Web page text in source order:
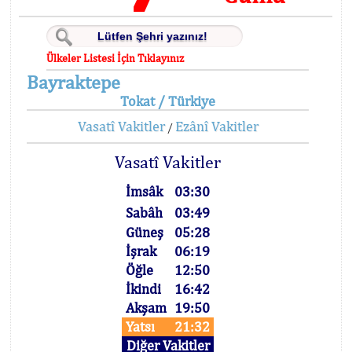
Ülkeler Listesi İçin Tıklayınız
Bayraktepe
Tokat / Türkiye
Vasatî Vakitler/ Ezânî Vakitler
Vasatî Vakitler
İmsâk
03:30
Sabâh
03:49
Güneş
05:28
İşrak
06:19
Öğle
12:50
İkindi
16:42
Akşam 19:50
Yatsı
21:32
Diğer Vakitler